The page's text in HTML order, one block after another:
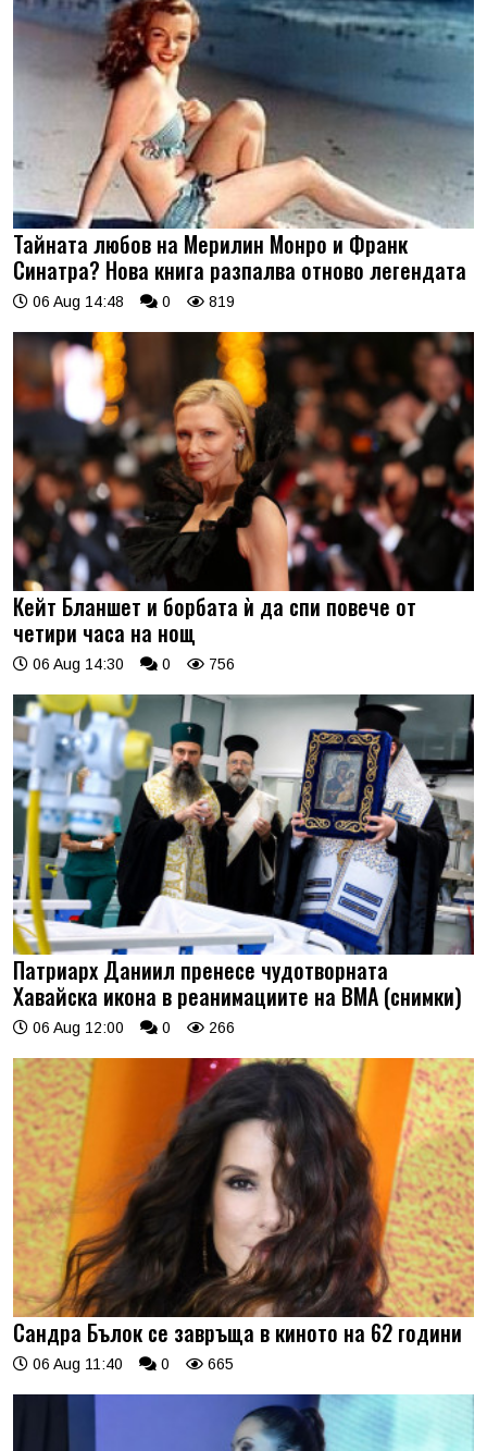
Тайната любов на Мерилин Монро и Франк
Синатра? Нова книга разпалва отново легендата
06 Aug 14:48 0 819
Кейт Бланшет и борбата ѝ да спи повече от
четири часа на нощ
06 Aug 14:30 0 756
Патриарх Даниил пренесе чудотворната
Хавайска икона в реанимациите на ВМА (снимки)
06 Aug 12:00 0 266
Сандра Бълок се завръща в киното на 62 години
06 Aug 11:40 0 665